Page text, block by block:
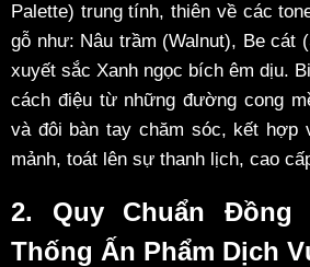
Palette) trung tính, thiên về các
gỗ như: Nâu trầm (Walnut), Be cát
xuyết sắc Xanh ngọc bích êm dịu.
cách điệu từ những đường cong
và đôi bàn tay chăm sóc, kết hợp
mảnh, toát lên sự thanh lịch, cao
2. Quy Chuẩn Đồng
Thống Ấn Phẩm Dịch